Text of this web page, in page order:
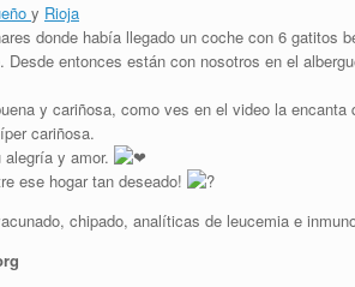
y Rioja
donde había llegado un coche con 6 gatitos
entonces están con nosotros en el
y cariñosa, como ves en el video la
cariñosa.
y amor.
ese hogar tan deseado!
chipado, analíticas de leucemia e